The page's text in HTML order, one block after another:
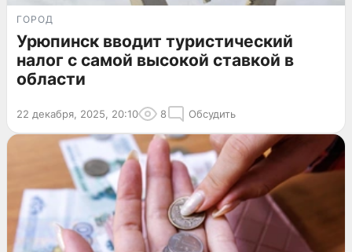
ГОРОД
Урюпинск вводит туристический
налог с самой высокой ставкой в
области
22 декабря, 2025, 20:10 8 Обсудить